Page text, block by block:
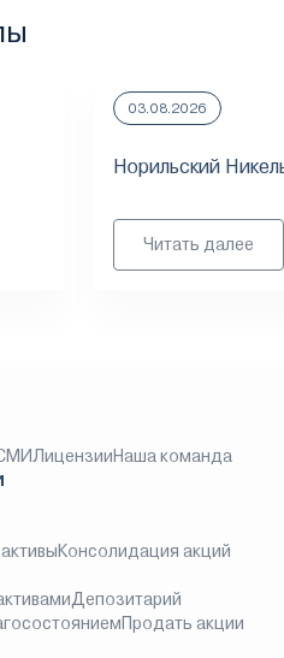
03.08.2026
Норильский
Читать далее
ЛицензииНаша команда
Консолидация акций
Депозитарий
Продать акции